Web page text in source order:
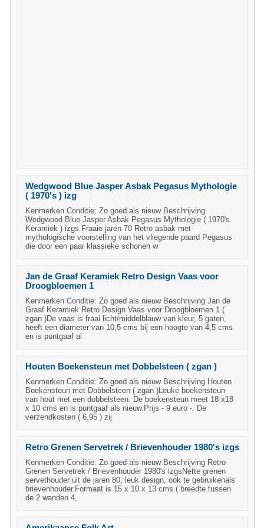
Wedgwood Blue Jasper Asbak Pegasus Mythologie
( 1970's ) izg
Kenmerken Conditie: Zo goed als nieuw Beschrijving
Wedgwood Blue Jasper Asbak Pegasus Mythologie ( 1970's
Keramiek ) izgs.Fraaie jaren 70 Retro asbak met
mythologische voorstelling van het vliegende paard Pegasus
die door een paar klassieke schonen w
Jan de Graaf Keramiek Retro Design Vaas voor
Droogbloemen 1
Kenmerken Conditie: Zo goed als nieuw Beschrijving Jan de
Graaf Keramiek Retro Design Vaas voor Droogbloemen 1 (
zgan )De vaas is fraai licht/middelblauw van kleur, 5 gaten,
heeft een diameter van 10,5 cms bij een hoogte van 4,5 cms
en is puntgaaf al
Houten Boekensteun met Dobbelsteen ( zgan )
Kenmerken Conditie: Zo goed als nieuw Beschrijving Houten
Boekensteun met Dobbelsteen ( zgan )Leuke boekensteun
van hout met een dobbelsteen. De boekensteun meet 18 x18
x 10 cms en is puntgaaf als nieuw.Prijs - 9 euro -. De
verzendkosten ( 6,95 ) zij
Retro Grenen Servetrek / Brievenhouder 1980's izgs
Kenmerken Conditie: Zo goed als nieuw Beschrijving Retro
Grenen Servetrek / Brievenhouder 1980's izgsNette grenen
servethouder uit de jaren 80, leuk design, ook te gebruikenals
brievenhouder.Formaat is 15 x 10 x 13 cms ( breedte tussen
de 2 wanden 4,